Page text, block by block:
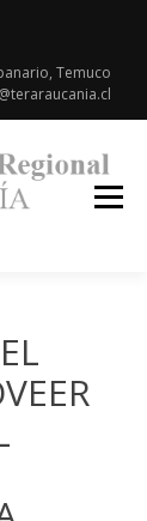
Temuco